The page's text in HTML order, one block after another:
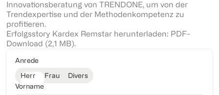
Innovationsberatung von TRENDONE, um von der
Trendexpertise und der Methodenkompetenz zu
profitieren.
Erfolgsstory Kardex Remstar herunterladen: PDF-
Download (2,1 MB).
Anrede
Herr Frau
Divers
Vorname